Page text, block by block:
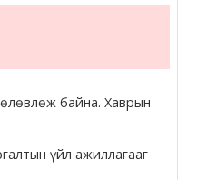
байна. Хаврын
үйл ажиллагааг